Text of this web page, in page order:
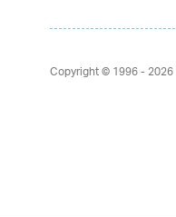
Copyright © 1996 - 2026